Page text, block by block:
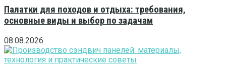
Палатки для походов и отдыха: требования,
основные виды и выбор по задачам
08.08.2026